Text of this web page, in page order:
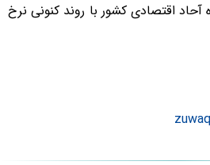
اقتصادی کشور با روند کنونی نرخ